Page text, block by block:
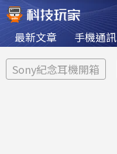
最新文章 手機通訊
Sony紀念耳機開箱